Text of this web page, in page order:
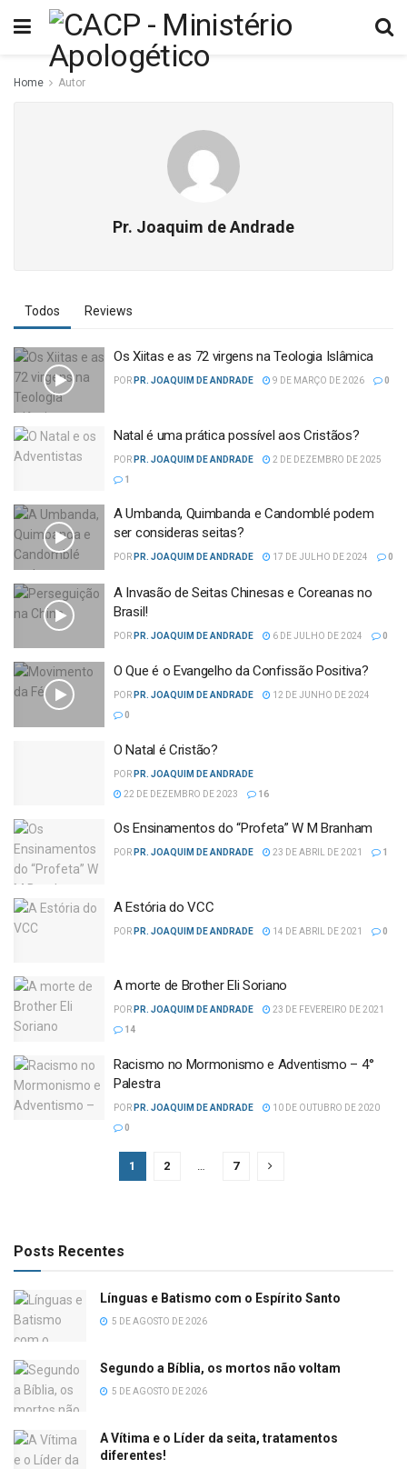
Home Autor
Pr. Joaquim de Andrade
Todos Reviews
Os Xiitas e as 72 virgens na Teologia Islâmica
POR PR. JOAQUIM DE ANDRADE 9 DE MARÇO DE 2026 0
Natal é uma prática possível aos Cristãos?
POR PR. JOAQUIM DE ANDRADE
2 DE DEZEMBRO DE 2025
1
A Umbanda, Quimbanda e Candomblé podem
ser consideras seitas?
POR PR. JOAQUIM DE ANDRADE 17 DE JULHO DE 2024 0
A Invasão de Seitas Chinesas e Coreanas no
Brasil!
POR PR. JOAQUIM DE ANDRADE 6 DE JULHO DE 2024 0
O Que é o Evangelho da Confissão Positiva?
POR PR. JOAQUIM DE ANDRADE
12 DE JUNHO DE 2024
0
O Natal é Cristão?
POR PR. JOAQUIM DE ANDRADE
22 DE DEZEMBRO DE 2023
16
Os Ensinamentos do “Profeta” W M Branham
POR PR. JOAQUIM DE ANDRADE 23 DE ABRIL DE 2021 1
A Estória do VCC
POR PR. JOAQUIM DE ANDRADE 14 DE ABRIL DE 2021 0
A morte de Brother Eli Soriano
POR PR. JOAQUIM DE ANDRADE
23 DE FEVEREIRO DE 2021
14
Racismo no Mormonismo e Adventismo – 4°
Palestra
POR PR. JOAQUIM DE ANDRADE
10 DE OUTUBRO DE 2020
0
1 2 7
Posts Recentes
Línguas e Batismo com o Espírito Santo
5 DE AGOSTO DE 2026
Segundo a Bíblia, os mortos não voltam
5 DE AGOSTO DE 2026
A Vítima e o Líder da seita, tratamentos
diferentes!